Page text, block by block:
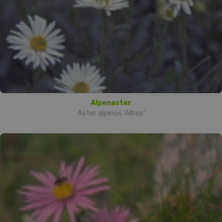
Alpenaster
Aster alpinus 'Albus'